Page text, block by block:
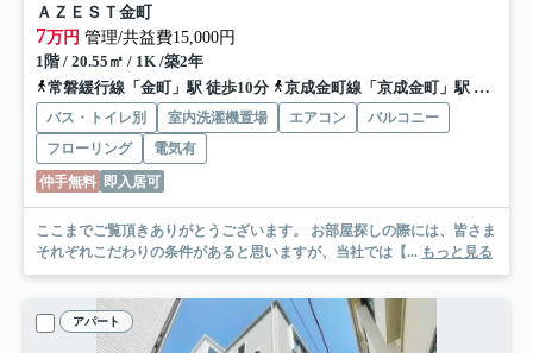
ＡＺＥＳＴ金町
7万円 管理/共益費15,000円
1階 / 20.55㎡ / 1K /築2年
常磐緩行線「金町」駅 徒歩10分
京成金町線「京成金町」駅 徒歩10分
バス・トイレ別 室内洗濯機置場 エアコン
バルコニー
フローリング
電気有
仲手無料 即入居可
ここまでご覧頂きありがとうございます。 お部屋探しの際には、皆さま
それぞれこだわりの条件があると思いますが、当社では【... もっと見る
アパート